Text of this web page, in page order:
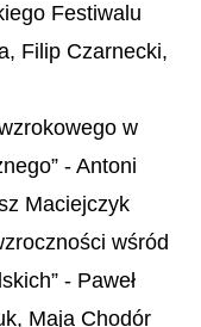
Festiwalu
Filip Czarnecki,
w
- Antoni
Maciejczyk
wśród
- Paweł
Maja Chodór